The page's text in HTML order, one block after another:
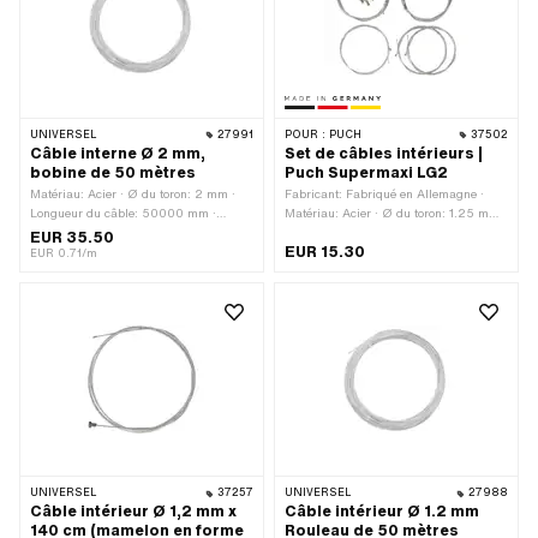
Champ d'application: Standard
UNIVERSEL 27991
Câble interne Ø 2 mm,
bobine de 50 mètres
Matériau: Acier · Ø du toron: 2 mm ·
Longueur du câble: 50000 mm ·
Champ d'application: Standard
EUR 35.50
EUR 0.71/m
POUR : PUCH 37502
Set de câbles intérieurs |
Puch Supermaxi LG2
Fabricant: Fabriqué en Allemagne ·
Matériau: Acier · Ø du toron: 1.25 mm ·
mm · Forme du mamelon: Cylindre ·
ampoules · Longueur totale: 1400 mm ·
Longueur totale: 2200 mm
EUR 15.30
UNIVERSEL 37257
Câble intérieur Ø 1,2 mm x
140 cm (mamelon en forme
UNIVERSEL 27988
Câble intérieur Ø 1.2 mm
Rouleau de 50 mètres